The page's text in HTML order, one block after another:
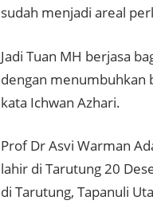
sudah menjadi areal
Jadi Tuan MH berjasa
dengan menumbuhkan
kata Ichwan Azhari.
Prof Dr Asvi Warman
lahir di Tarutung 20
di Tarutung, Tapanuli